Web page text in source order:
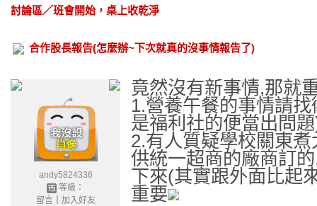
討論區／班會開始，桌上收乾淨
合作股長報告(怎麼辦~下次就真的沒事情報告了)
andy5824336
等級：
留言｜ 加入好友
竟然沒有新事情,那就
1.營養午餐的事情請
是福利社的便當出問
2.有人質疑學校關東
供統一超商的廠商訂
下來(其實跟外面比起
重要